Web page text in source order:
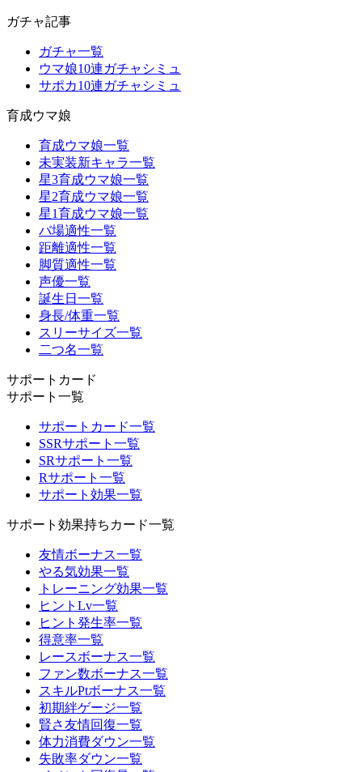
ガチャ記事
ガチャ一覧
ウマ娘10連ガチャシミュ
サポカ10連ガチャシミュ
育成ウマ娘
育成ウマ娘一覧
未実装新キャラ一覧
星3育成ウマ娘一覧
星2育成ウマ娘一覧
星1育成ウマ娘一覧
バ場適性一覧
距離適性一覧
脚質適性一覧
声優一覧
誕生日一覧
身長/体重一覧
スリーサイズ一覧
二つ名一覧
サポートカード
サポート一覧
サポートカード一覧
SSRサポート一覧
SRサポート一覧
Rサポート一覧
サポート効果一覧
サポート効果持ちカード一覧
友情ボーナス一覧
やる気効果一覧
トレーニング効果一覧
ヒントLv一覧
ヒント発生率一覧
得意率一覧
レースボーナス一覧
ファン数ボーナス一覧
スキルPtボーナス一覧
初期絆ゲージ一覧
賢さ友情回復一覧
体力消費ダウン一覧
失敗率ダウン一覧